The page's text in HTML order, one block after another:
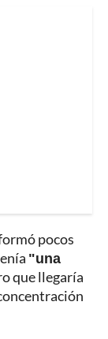
pocos
"una
que llegaría